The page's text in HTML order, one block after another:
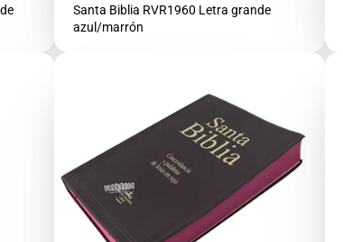
venta
Santa Biblia RVR1960 Letra grande
azul/marrón